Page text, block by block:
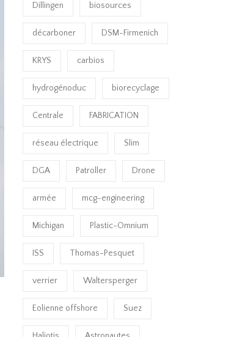
Dillingen biosources
décarboner DSM-Firmenich
KRYS carbios
hydrogénoduc biorecyclage
Centrale FABRICATION
réseau électrique Slim
DGA Patroller Drone
armée mcg-engineering
Michigan Plastic-Omnium
ISS Thomas-Pesquet
verrier Waltersperger
Eolienne offshore Suez